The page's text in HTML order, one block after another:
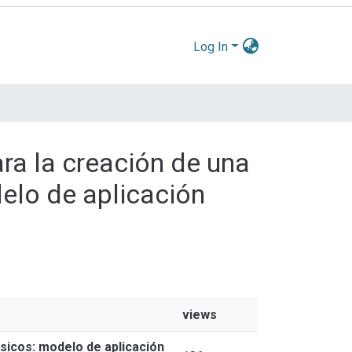
Log In
la creación de una
de aplicación
views
modelo de aplicación